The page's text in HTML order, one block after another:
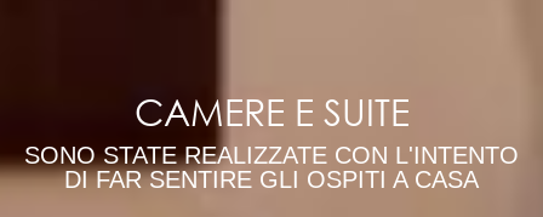
CAMERE E SUITE
SONO STATE REALIZZATE CON L'INTENTO
DI FAR SENTIRE GLI OSPITI A CASA